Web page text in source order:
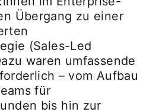
Übergang zu einer
(Sales-Led
waren umfassende
– vom Aufbau
für
bis hin zur